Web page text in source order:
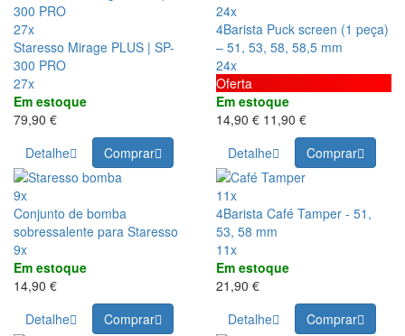
27x
Staresso Mirage PLUS | SP-
300 PRO
27x
Em estoque
79,90 €
Detalhe
Comprar
24x
4Barista Puck screen (1 peça)
– 51, 53, 58, 58,5 mm
24x
Oferta
Em estoque
14,90 € 11,90 €
Detalhe
Comprar
9x
Conjunto de bomba
sobressalente para Staresso
9x
Em estoque
14,90 €
Detalhe
Comprar
11x
4Barista Café Tamper - 51,
53, 58 mm
11x
Em estoque
21,90 €
Detalhe
Comprar